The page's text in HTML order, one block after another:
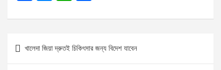
ce
o
se
g
at
s
A
ar
Post
navigation
খালেদা জিয়া দ্রুতই চিকিৎসার জন্য বিদেশ যাবেন